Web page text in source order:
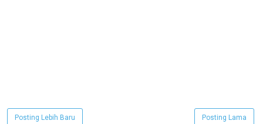
Posting Lebih Baru Posting Lama